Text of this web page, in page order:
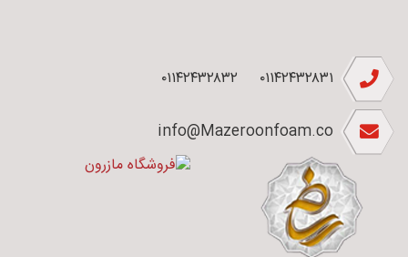
۰۱۱۴۲۴۳۲۸۳۱ ۰۱۱۴۲۴۳۲۸۳۲
info@Mazeroonfoam.co